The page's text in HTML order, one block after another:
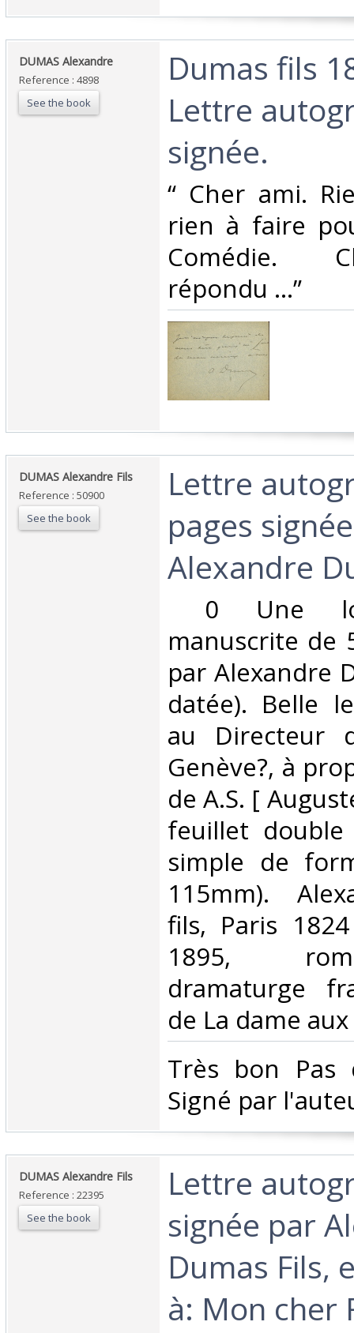
‎DUMAS Alexandre‎
Reference : 4898
See the book
‎Dumas fils
Lettre
signée.‎
‎“ Cher ami.
rien à faire
Comédie.
répondu ...” ‎
‎DUMAS Alexandre Fils ‎
Reference : 50900
See the book
‎Lettre
pages
Alexandre
0 Une
manuscrite de
par Alexandre
datée). Belle
au Directeur
Genève?, à
de A.S. [
feuillet
simple de
115mm).
fils, Paris
1895,
dramaturge
de La dame
‎Très bon Pas
Signé par
‎DUMAS Alexandre Fils ‎
Reference : 22395
See the book
‎Lettre
signée par
Dumas Fils,
à: Mon cher